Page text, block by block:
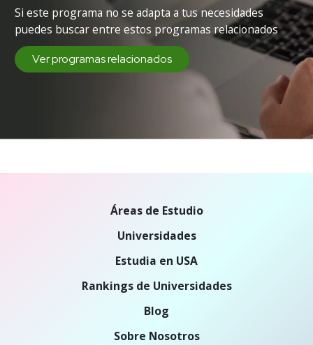
Si este programa no se adapta a tus necesidades
puedes buscar entre estos programas relacionados
Ver programas relacionados
Áreas de Estudio
Universidades
Estudia en USA
Rankings de Universidades
Blog
Sobre Nosotros